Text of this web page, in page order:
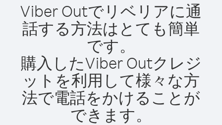
Viber Outでリベリアに通
話する方法はとても簡単
です。
購入したViber Outクレジ
ットを利用して様々な方
法で電話をかけることが
できます。